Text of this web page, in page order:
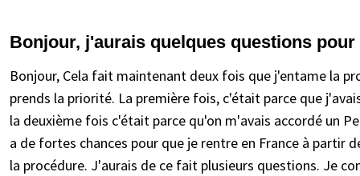
Bonjour, j'aurais quelques questions
Bonjour, Cela fait maintenant deux fois que j'entame la
prends la priorité. La première fois, c'était parce que
la deuxième fois c'était parce qu'on m'avais accordé un
a de fortes chances pour que je rentre en France à partir
la procédure. J'aurais de ce fait plusieurs questions. Je